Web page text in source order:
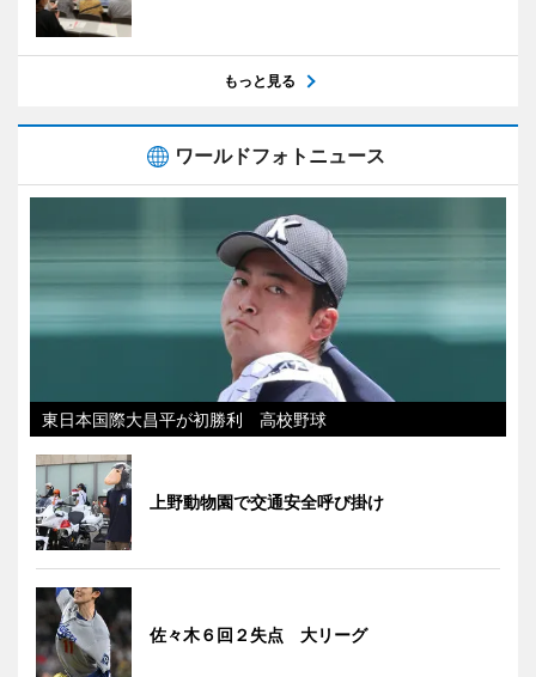
もっと見る
ワールドフォトニュース
東日本国際大昌平が初勝利 高校野球
上野動物園で交通安全呼び掛け
佐々木６回２失点 大リーグ